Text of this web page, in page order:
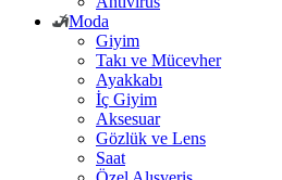
Moda
Giyim
Takı ve Mücevher
Ayakkabı
İç Giyim
Aksesuar
Gözlük ve Lens
Saat